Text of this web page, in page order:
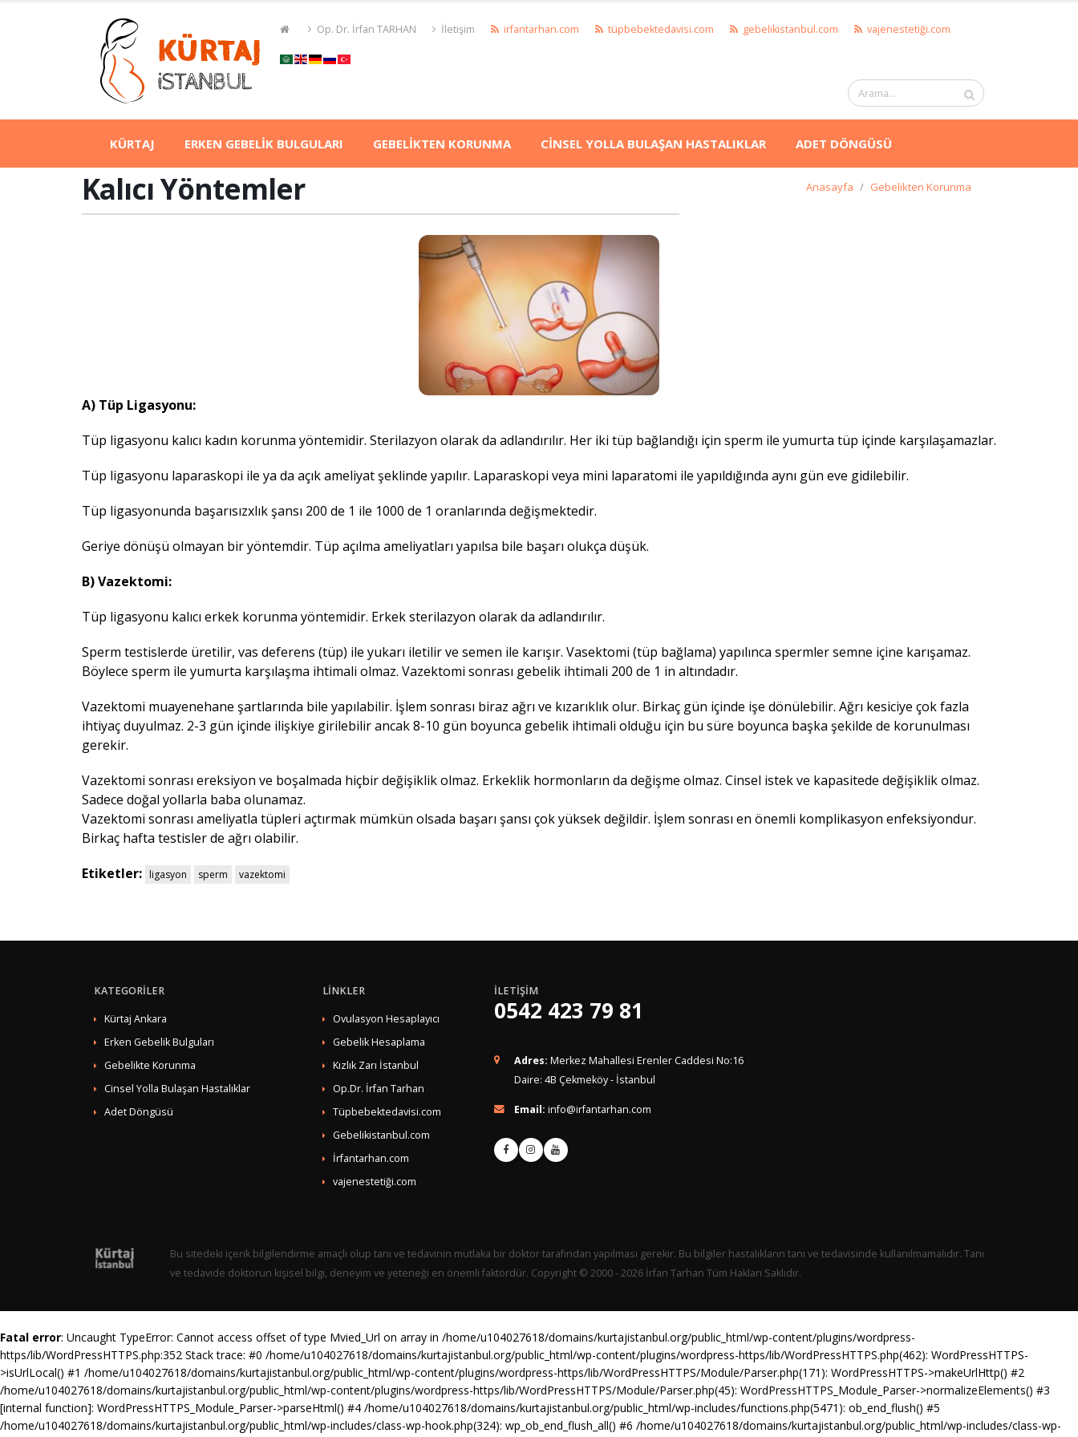
Op. Dr. İrfan TARHAN İletişim irfantarhan.com tüpbebektedavisi.com gebelikistanbul.com vajenestetiği.com
KÜRTAJ ERKEN GEBELİK BULGULARI GEBELİKTEN KORUNMA CİNSEL YOLLA BULAŞAN HASTALIKLAR ADET DÖNGÜSÜ
Kalıcı Yöntemler Anasayfa Gebelikten Korunma
A) Tüp Ligasyonu:
Tüp ligasyonu kalıcı kadın korunma yöntemidir. Sterilazyon olarak da adlandırılır. Her iki tüp bağlandığı için sperm ile yumurta tüp içinde karşılaşamazlar.
Tüp ligasyonu laparaskopi ile ya da açık ameliyat şeklinde yapılır. Laparaskopi veya mini laparatomi ile yapıldığında aynı gün eve gidilebilir.
Tüp ligasyonunda başarısızxlık şansı 200 de 1 ile 1000 de 1 oranlarında değişmektedir.
Geriye dönüşü olmayan bir yöntemdir. Tüp açılma ameliyatları yapılsa bile başarı olukça düşük.
B) Vazektomi:
Tüp ligasyonu kalıcı erkek korunma yöntemidir. Erkek sterilazyon olarak da adlandırılır.
Sperm testislerde üretilir, vas deferens (tüp) ile yukarı iletilir ve semen ile karışır. Vasektomi (tüp bağlama) yapılınca spermler semne içine karışamaz.
Böylece sperm ile yumurta karşılaşma ihtimali olmaz. Vazektomi sonrası gebelik ihtimali 200 de 1 in altındadır.
Vazektomi muayenehane şartlarında bile yapılabilir. İşlem sonrası biraz ağrı ve kızarıklık olur. Birkaç gün içinde işe dönülebilir. Ağrı kesiciye çok fazla
ihtiyaç duyulmaz. 2-3 gün içinde ilişkiye girilebilir ancak 8-10 gün boyunca gebelik ihtimali olduğu için bu süre boyunca başka şekilde de korunulması
gerekir.
Vazektomi sonrası ereksiyon ve boşalmada hiçbir değişiklik olmaz. Erkeklik hormonların da değişme olmaz. Cinsel istek ve kapasitede değişiklik olmaz.
Sadece doğal yollarla baba olunamaz.
Vazektomi sonrası ameliyatla tüpleri açtırmak mümkün olsada başarı şansı çok yüksek değildir. İşlem sonrası en önemli komplikasyon enfeksiyondur.
Birkaç hafta testisler de ağrı olabilir.
Etiketler: ligasyon sperm vazektomi
KATEGORİLER
Kürtaj Ankara
Erken Gebelik Bulguları
Gebelikte Korunma
Cinsel Yolla Bulaşan Hastalıklar
Adet Döngüsü
LİNKLER
Ovulasyon Hesaplayıcı
Gebelik Hesaplama
Kızlık Zarı İstanbul
Op.Dr. İrfan Tarhan
Tüpbebektedavisi.com
Gebelikistanbul.com
İrfantarhan.com
vajenestetiği.com
İLETİŞİM
0542 423 79 81
Adres: Merkez Mahallesi Erenler Caddesi No:16
Daire: 4B Çekmeköy - İstanbul
Email: info@irfantarhan.com
Bu sitedeki içerik bilgilendirme amaçlı olup tanı ve tedavinin mutlaka bir doktor tarafından yapılması gerekir. Bu bilgiler hastalıkların tanı ve tedavisinde kullanılmamalıdır. Tanı
ve tedavide doktorun kişisel bilgi, deneyim ve yeteneği en önemli faktördür. Copyright © 2000 - 2026 İrfan Tarhan Tüm Hakları Saklıdır.
Fatal error: Uncaught TypeError: Cannot access offset of type Mvied_Url on array in /home/u104027618/domains/kurtajistanbul.org/public_html/wp-content/plugins/wordpress-
https/lib/WordPressHTTPS.php:352 Stack trace: #0 /home/u104027618/domains/kurtajistanbul.org/public_html/wp-content/plugins/wordpress-https/lib/WordPressHTTPS.php(462): WordPressHTTPS-
>isUrlLocal() #1 /home/u104027618/domains/kurtajistanbul.org/public_html/wp-content/plugins/wordpress-https/lib/WordPressHTTPS/Module/Parser.php(171): WordPressHTTPS->makeUrlHttp() #2
/home/u104027618/domains/kurtajistanbul.org/public_html/wp-content/plugins/wordpress-https/lib/WordPressHTTPS/Module/Parser.php(45): WordPressHTTPS_Module_Parser->normalizeElements() #3
[internal function]: WordPressHTTPS_Module_Parser->parseHtml() #4 /home/u104027618/domains/kurtajistanbul.org/public_html/wp-includes/functions.php(5471): ob_end_flush() #5
/home/u104027618/domains/kurtajistanbul.org/public_html/wp-includes/class-wp-hook.php(324): wp_ob_end_flush_all() #6 /home/u104027618/domains/kurtajistanbul.org/public_html/wp-includes/class-wp-